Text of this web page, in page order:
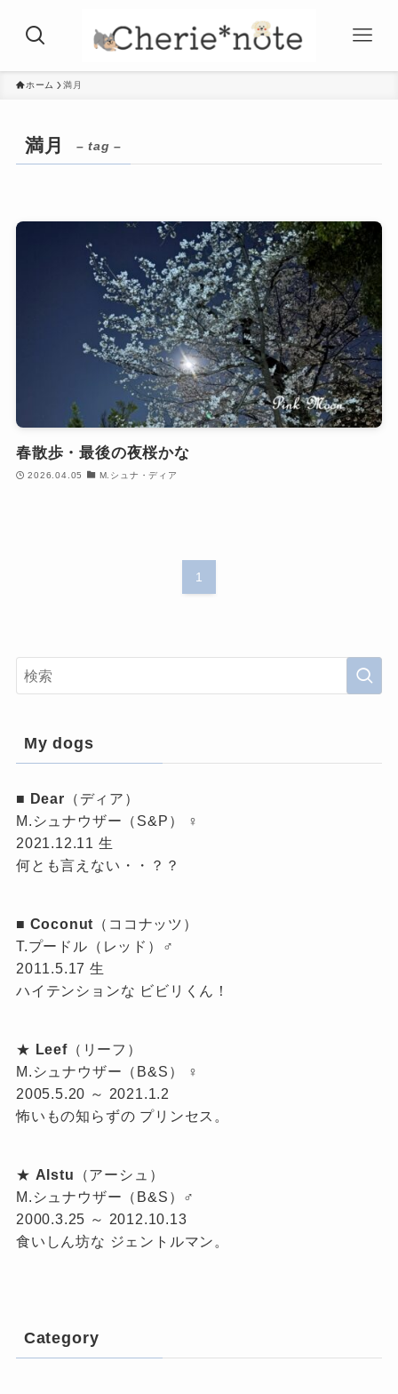
ホーム 満月
満月 – tag –
春散歩・最後の夜桜かな
2026.04.05 M.シュナ・ディア
1
My dogs
■ Dear （ディア）
M.シュナウザー（S&P） ♀
2021.12.11 生
何とも言えない・・？？
■ Coconut （ココナッツ）
T.プードル（レッド）♂
2011.5.17 生
ハイテンションな ビビリくん！
★ Leef（リーフ）
M.シュナウザー（B&S） ♀
2005.5.20 ～ 2021.1.2
怖いもの知らずの プリンセス。
★ Alstu （アーシュ）
M.シュナウザー（B&S）♂
2000.3.25 ～ 2012.10.13
食いしん坊な ジェントルマン。
Category